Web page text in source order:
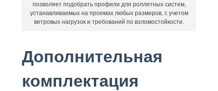
позволяет подобрать профили для роллетных систем,
устанавливаемых на проемах любых размеров, с учетом
ветровых нагрузок и требований по взломостойкости.
Дополнительная
комплектация